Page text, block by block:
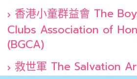
香港小童群益會 The
Clubs Association of
(BGCA)
救世軍 The Salvation